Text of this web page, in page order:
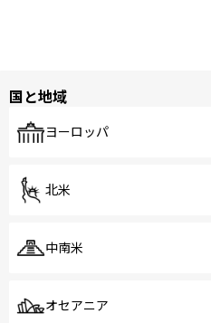
国と地域
ヨーロッパ
北米
中南米
オセアニア